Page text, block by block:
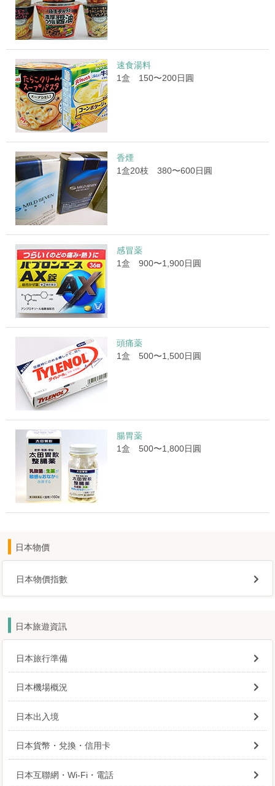
速食湯料
1盒 150〜200日圓
香煙
1盒20枝 380〜600日圓
感冒薬
1盒 900〜1,900日圓
頭痛薬
1盒 500〜1,500日圓
腸胃薬
1盒 500〜1,800日圓
日本物價
日本物價指數
日本旅遊資訊
日本旅行準備
日本機場概況
日本出入境
日本貨幣・兌換・信用卡
日本互聯網・Wi-Fi・電話